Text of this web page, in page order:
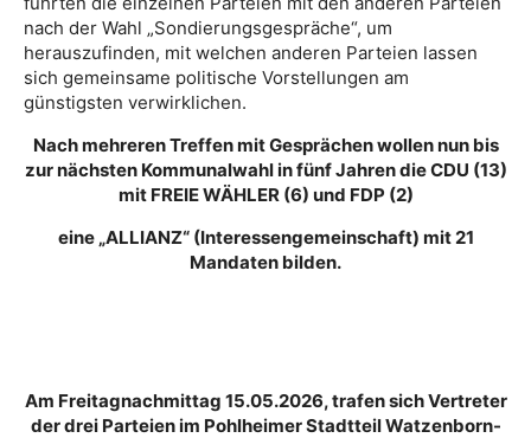
nach der Wahl „Sondierungsgespräche“, um
herauszufinden, mit welchen anderen Parteien lassen
sich gemeinsame politische Vorstellungen am
günstigsten verwirklichen.
Nach mehreren Treffen mit Gesprächen wollen nun bis
zur nächsten Kommunalwahl in fünf Jahren die CDU (13)
mit FREIE WÄHLER (6) und FDP (2)
eine „ALLIANZ“ (Interessengemeinschaft) mit 21
Mandaten bilden.
Am Freitagnachmittag 15.05.2026, trafen sich Vertreter
der drei Parteien im Pohlheimer Stadtteil Watzenborn-